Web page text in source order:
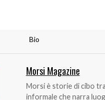
Bio
Morsi Magazine
Morsi è storie di cibo
informale che narra